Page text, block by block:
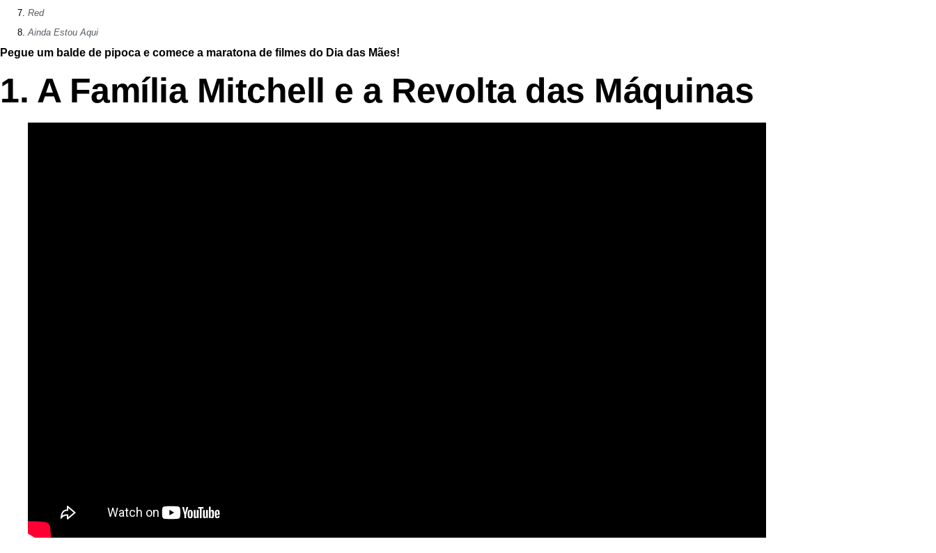
Red
Ainda Estou Aqui
Pegue um balde de pipoca e comece a maratona de filmes do Dia das Mães!
1. A Família Mitchell e a Revolta das Máquinas